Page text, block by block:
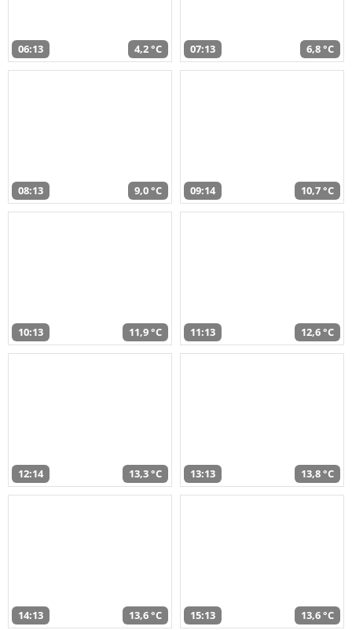
06:13 4,2 °C 07:13 6,8 °C
08:13 9,0 °C 09:14 10,7 °C
10:13 11,9 °C 11:13 12,6 °C
12:14 13,3 °C 13:13 13,8 °C
14:13 13,6 °C 15:13 13,6 °C